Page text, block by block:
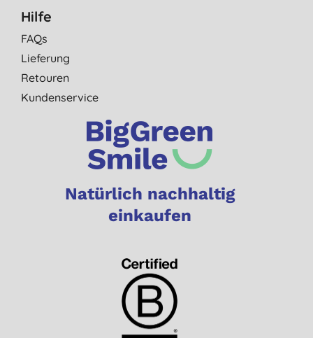
Hilfe
FAQs
Lieferung
Retouren
Kundenservice
Natürlich nachhaltig
einkaufen